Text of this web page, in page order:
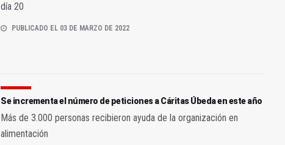
día 20
PUBLICADO EL 03 DE MARZO DE 2022
Se incrementa el número de peticiones a Cáritas Úbeda en este año
Más de 3.000 personas recibieron ayuda de la organización en
alimentación